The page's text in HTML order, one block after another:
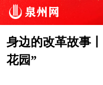
身边的改革故事
花园”